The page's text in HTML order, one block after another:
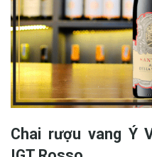
Chai rượu vang Ý